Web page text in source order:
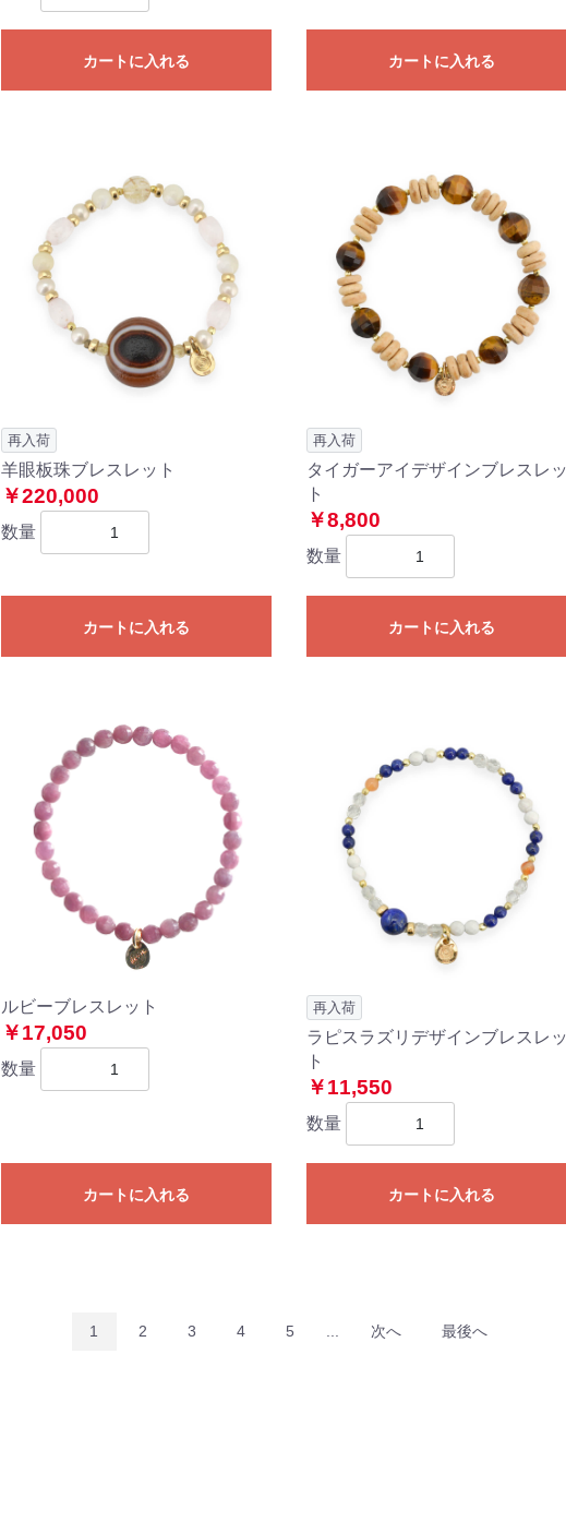
カートに入れる カートに入れる
再入荷
羊眼板珠ブレスレット
￥220,000
数量
カートに入れる
再入荷
タイガーアイデザインブレスレッ
ト
￥8,800
数量
カートに入れる
ルビーブレスレット
￥17,050
数量
カートに入れる
再入荷
ラピスラズリデザインブレスレッ
ト
￥11,550
数量
カートに入れる
1 2 3 4 5 次へ 最後へ